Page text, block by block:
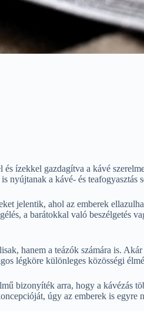
ízekkel gazdagítva a kávé
nyújtanak a kávé- és teafogyasztás
jelentik, ahol az emberek
a barátokkal való
hanem a teázók számára is.
légköre különleges közösségi
bizonyíték arra, hogy a kávézás
úgy az emberek is